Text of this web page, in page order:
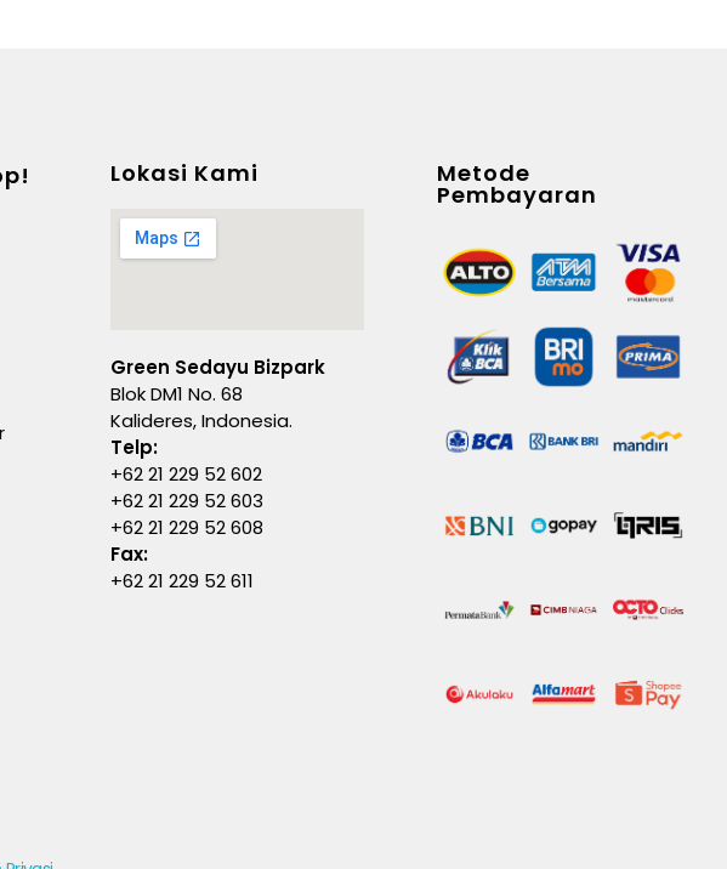
Lokasi Kami
Green Sedayu Bizpark
Blok DM1 No. 68
Kalideres, Indonesia.
Telp:
+62 21 229 52 602
+62 21 229 52 603
+62 21 229 52 608
Fax:
+62 21 229 52 611
Metode
Pembayaran